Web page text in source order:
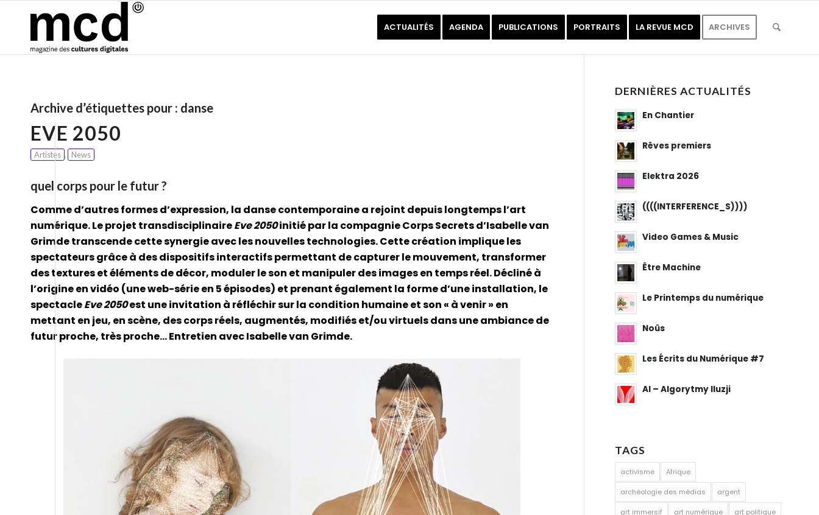
ACTUALITÉS AGENDA PUBLICATIONS PORTRAITS LA REVUE MCD ARCHIVES
Archive d’étiquettes pour : danse
EVE 2050
Artistes , News
quel corps pour le futur ?
Comme d’autres formes d’expression, la danse contemporaine a rejoint depuis longtemps l’art
numérique. Le projet transdisciplinaireEve 2050initié par la compagnie Corps Secrets d’Isabelle van
Grimde transcende cette synergie avec les nouvelles technologies. Cette création implique les
spectateurs grâce à des dispositifs interactifs permettant de capturer le mouvement, transformer
des textures et éléments de décor, moduler le son et manipuler des images en temps réel. Décliné à
l’origine en vidéo (une web-série en 5 épisodes) et prenant également la forme d’une installation, le
spectacleEve 2050est une invitation à réfléchir sur la condition humaine et son « à venir » en
mettant en jeu, en scène, des corps réels, augmentés, modifiés et/ou virtuels dans une ambiance de
futur proche, très proche… Entretien avec Isabelle van Grimde.
DERNIÈRES ACTUALITÉS
En Chantier
Rêves premiers
Elektra 2026
((((INTERFERENCE_S))))
Video Games & Music
Être Machine
Le Printemps du numérique
Noûs
Les Écrits du Numérique #7
AI – Algorytmy Iluzji
TAGS
activisme Afrique
archéologie des médias argent
art immersif art numérique art politique